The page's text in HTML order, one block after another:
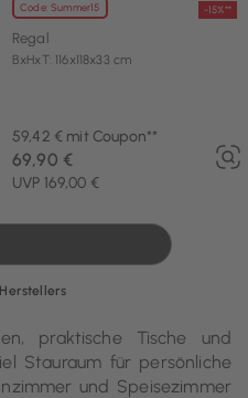
Code: Summer15 -15%**
Regal
BxHxT: 116x118x33 cm
59,42 € mit Coupon**
UVP 169,00 €
69,90 €
praktische Tische und
Stauraum für persönliche
und Speisezimmer